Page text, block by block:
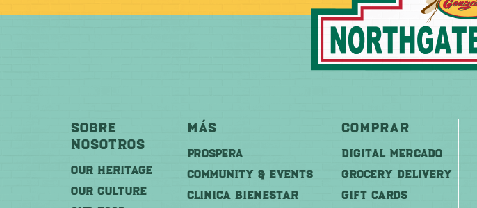
Sobre
Nosotros
OUR HERITAGE
OUR CULTURE
Más
PROSPERA
COMMUNITY & EVENTS
CLINICA BIENESTAR
Comprar
DIGITAL MERCADO
Grocery Delivery
GIFT CARDS